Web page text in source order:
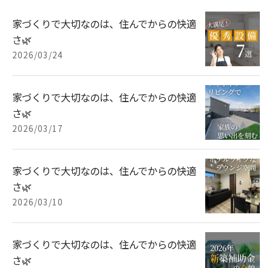
家づくりで大切なのは、住んでからの快適
さ🌿
2026/03/24
家づくりで大切なのは、住んでからの快適
さ🌿
2026/03/17
家づくりで大切なのは、住んでからの快適
さ🌿
2026/03/10
家づくりで大切なのは、住んでからの快適
さ🌿